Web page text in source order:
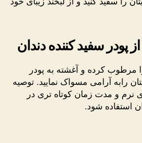
پودر سفید کننده دندان
مرطوب کرده و آغشته به پودر
رابه آرامی مسواک نمایید. توصیه
نرم و مدت زمان کوتاه تری در
استفاده شود.